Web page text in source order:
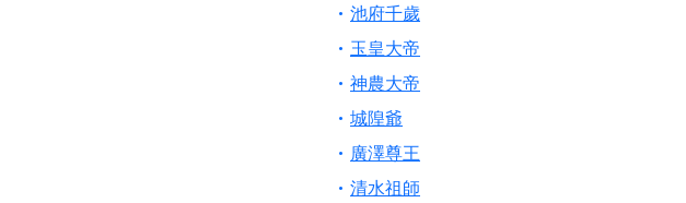
池府千歲
玉皇大帝
神農大帝
城隍爺
廣澤尊王
清水祖師